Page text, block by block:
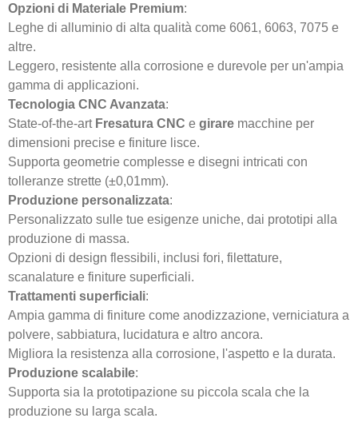
Opzioni di Materiale Premium:
Leghe di alluminio di alta qualità come 6061, 6063, 7075 e
altre.
Leggero, resistente alla corrosione e durevole per un'ampia
gamma di applicazioni.
Tecnologia CNC Avanzata:
State-of-the-art Fresatura CNC e girare macchine per
dimensioni precise e finiture lisce.
Supporta geometrie complesse e disegni intricati con
tolleranze strette (±0,01mm).
Produzione personalizzata:
Personalizzato sulle tue esigenze uniche, dai prototipi alla
produzione di massa.
Opzioni di design flessibili, inclusi fori, filettature,
scanalature e finiture superficiali.
Trattamenti superficiali:
Ampia gamma di finiture come anodizzazione, verniciatura a
polvere, sabbiatura, lucidatura e altro ancora.
Migliora la resistenza alla corrosione, l'aspetto e la durata.
Produzione scalabile:
Supporta sia la prototipazione su piccola scala che la
produzione su larga scala.